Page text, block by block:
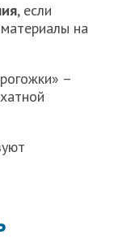
, если
на
–